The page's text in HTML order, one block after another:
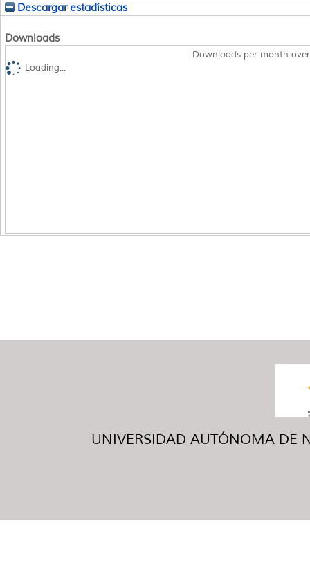
Descargar estadísticas
Downloads
Downloads per month
Loading...
UNIVERSIDAD AUTÓNOMA DE